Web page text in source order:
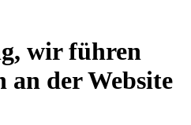
wir führen
an der Website